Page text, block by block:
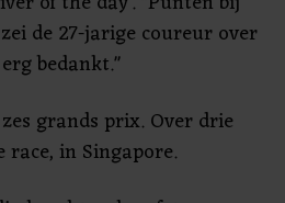
de 27-jarige coureur over
bedankt."
grands prix. Over drie
race, in Singapore.